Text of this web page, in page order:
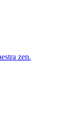
zen.